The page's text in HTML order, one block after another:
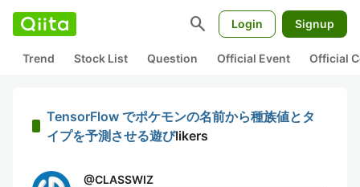
search Login Signup
Trend Stock List Question Official Event Official
TensorFlow でポケモンの名前から種族値とタ
イプを予測させる遊びlikers
@CLASSWIZ